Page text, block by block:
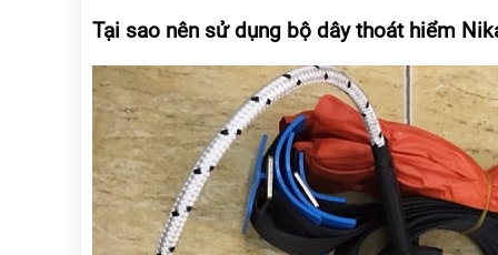
Tại sao nên sử dụng bộ dây thoát hiểm